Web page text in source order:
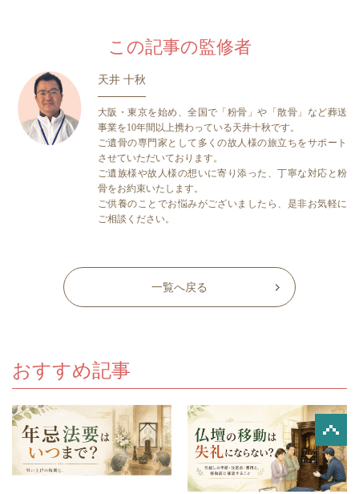
この記事の監修者
天井 十秋
大阪・東京を始め、全国で「粉骨」や「散骨」など葬送
事業を10年間以上携わっている天井十秋です。
ご遺骨の専門家として多くの故人様の旅立ちをサポート
させていただいております。
ご遺族様や故人様の想いに寄り添った、丁寧な対応と粉
骨をお約束いたします。
ご供養のことでお悩みがございましたら、是非お気軽に
ご相談ください。
一覧へ戻る
おすすめ記事